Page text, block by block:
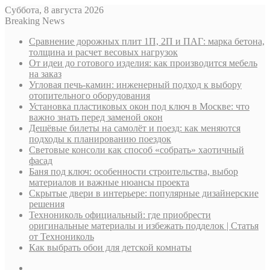
Суббота, 8 августа 2026
Breaking News
Сравнение дорожных плит 1П, 2П и ПАГ: марка бетона,
толщина и расчет весовых нагрузок
От идеи до готового изделия: как производится мебель
на заказ
Угловая печь-камин: инженерный подход к выбору
отопительного оборудования
Установка пластиковых окон под ключ в Москве: что
важно знать перед заменой окон
Дешёвые билеты на самолёт и поезд: как меняются
подходы к планированию поездок
Световые консоли как способ «собрать» хаотичный
фасад
Баня под ключ: особенности строительства, выбор
материалов и важные нюансы проекта
Скрытые двери в интерьере: популярные дизайнерские
решения
Технониколь официальный: где приобрести
оригинальные материалы и избежать подделок | Статья
от Технониколь
Как выбрать обои для детской комнаты